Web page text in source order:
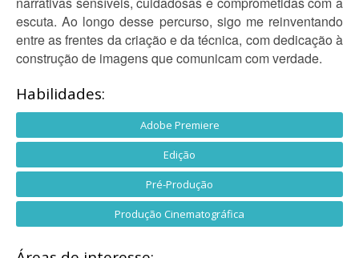
escuta. Ao longo desse percurso, sigo me reinventando
entre as frentes da criação e da técnica, com dedicação à
construção de imagens que comunicam com verdade.
Habilidades:
Adobe Premiere
Edição
Pré-Produção
Produção Cinematográfica